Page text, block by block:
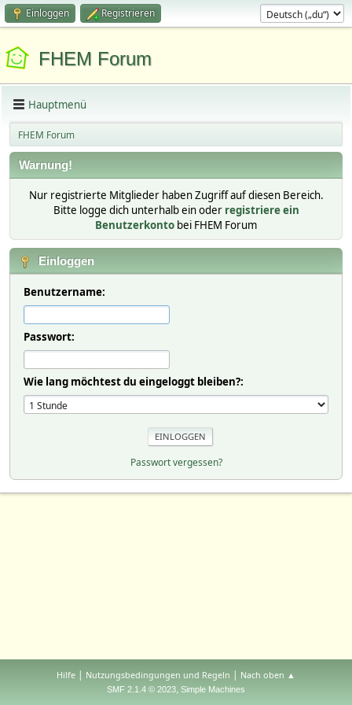
Einloggen Registrieren
FHEM Forum
Hauptmenü
FHEM Forum
Warnung!
Nur registrierte Mitglieder haben Zugriff auf diesen Bereich.
Bitte logge dich unterhalb ein oder registriere ein
Benutzerkonto bei FHEM Forum
Einloggen
Benutzername:
Passwort:
Wie lang möchtest du eingeloggt bleiben?:
Passwort vergessen?
Hilfe | Nutzungsbedingungen und Regeln | Nach oben ▲
SMF 2.1.4 © 2023, Simple Machines